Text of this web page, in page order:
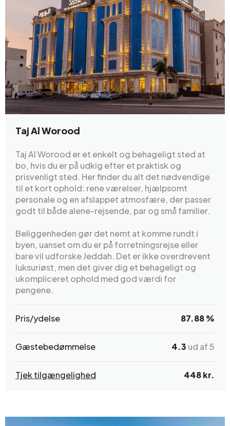
Taj Al Worood
Taj Al Worood er et enkelt og behageligt sted at
bo, hvis du er på udkig efter et praktisk og
prisvenligt sted. Her finder du alt det nødvendige
til et kort ophold: rene værelser, hjælpsomt
personale og en afslappet atmosfære, der passer
godt til både alene-rejsende, par og små familier.
Beliggenheden gør det nemt at komme rundt i
byen, uanset om du er på forretningsrejse eller
bare vil udforske Jeddah. Det er ikke overdrevent
luksuriøst, men det giver dig et behageligt og
ukompliceret ophold med god værdi for
pengene.
Pris/ydelse 87.88 %
Gæstebedømmelse 4.3 ud af 5
Tjek tilgængelighed 448 kr.